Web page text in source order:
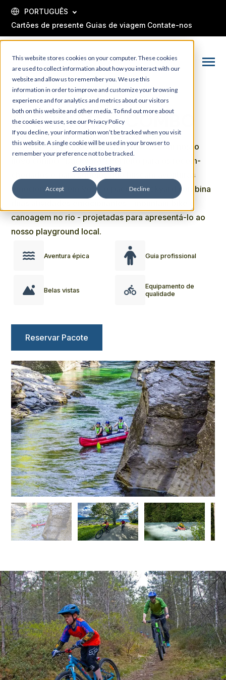
This website stores cookies on your computer. These cookies
are used to collect information about how you interact with our
website and allow us to remember you. We use this
information in order to improve and customize your browsing
experience and for analytics and metrics about our visitors
both on this website and other media. To find out more about
the cookies we use, see our Privacy Policy
If you decline, your information won’t be tracked when you visit
this website. A single cookie will be used in your browser to
remember your preference not to be tracked.
Cookies settings
Accept Decline
CONTENT
Cartões de presente Guias de viagem Contate-nos
PORTUGUÊS
Toggle
O QUINTAL - COMBO
Descubra as joias escondidas de Voss com nosso
novo combo "Backyard"! Perfeito para os recém-
chegados e para aqueles que buscam aventuras
emocionantes em Voss, o pacote Backyard combina
canoagem no rio - projetadas para apresentá-lo ao
nosso playground local.
Aventura épica Guia profissional
Belas vistas
Equipamento de
qualidade
Reservar Pacote